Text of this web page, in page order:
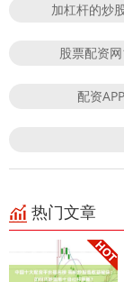
加杠杆的炒
股票配资
配资APP
热门文章